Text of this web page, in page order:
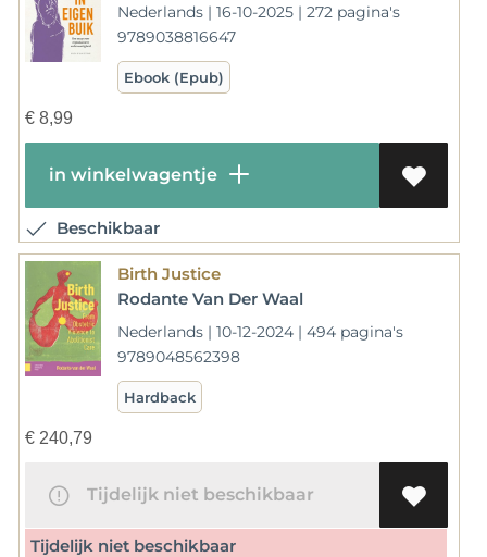
Nederlands | 16-10-2025 | 272 pagina's
9789038816647
Ebook (Epub)
€8,99
in winkelwagentje
Beschikbaar
Birth Justice
Rodante Van Der Waal
Nederlands | 10-12-2024 | 494 pagina's
9789048562398
Hardback
€240,79
Tijdelijk niet beschikbaar
Tijdelijk niet beschikbaar